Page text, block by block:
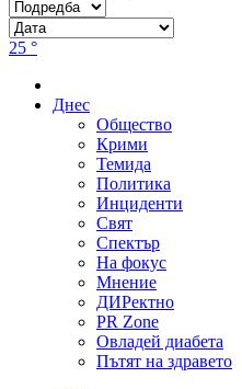
25 °
Днес
Общество
Крими
Темида
Политика
Инциденти
Свят
Спектър
На фокус
Мнение
ДИРектно
PR Zone
Овладей диабета
Пътят на здравето